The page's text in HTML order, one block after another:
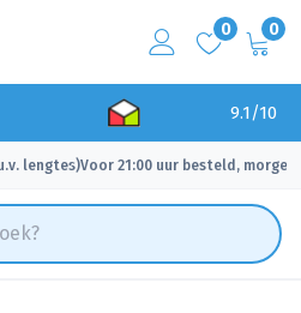
0 0
9.1/10
lengtes)
✓ Voor 21:00 uur besteld, morgen